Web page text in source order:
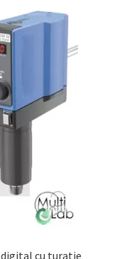
digital cu turatie